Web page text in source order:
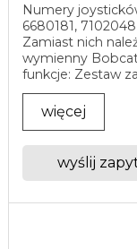
Numery
6680181,
Zamiast nich
wymienny Bobcat
funkcje: Zestaw
do ...
więcej
wyślij